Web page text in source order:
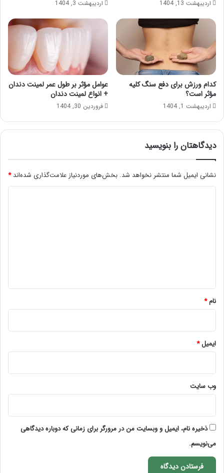
اردیبهشت 13, 1404 اردیبهشت 3, 1404
کدام ورزش برای دفع سنگ کلیه
مؤثر است؟
اردیبهشت 1, 1404
عوامل مؤثر بر طول عمر لمینت دندان
+ انواع لمینت دندان
فروردین 30, 1404
دیدگاهتان را بنویسید
نشانی ایمیل شما منتشر نخواهد شد. بخش‌های موردنیاز علامت‌گذاری شده‌اند*
نام*
ایمیل*
وب‌ سایت
ذخیره نام، ایمیل و وبسایت من در مرورگر برای زمانی که دوباره دیدگاهی
می‌نویسم.